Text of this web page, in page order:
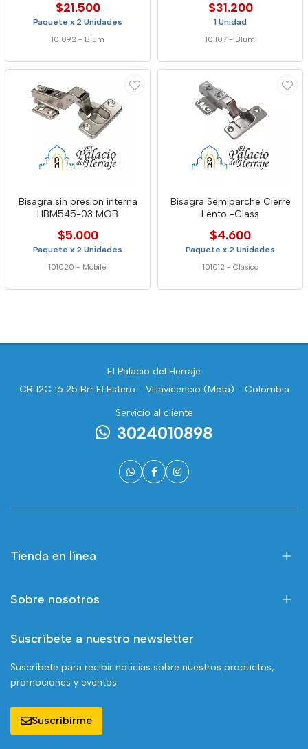
$21.500
Paquete x 2 Unidades
101092 - Blum
$31.200
1 Unidad
101107 - Blum
Bisagra sin presion interna
HBM545-03 MOB
$5.000
Paquete x 2 Unidades
101020 - Mobile
Bisagra Semiparche Cierre
Lento -Class
$4.600
Paquete x 2 Unidades
101012 - Clasicc
El Palacio del Herraje
CR 12C 16 25 Brr El Estero - Villavicencio (Meta) - Colombia
Servicio al cliente
3024010898
Tienda en línea
Sobre nosotros
Suscríbete a nuestro newsletter
Suscríbete para recibir noticias sobre nuestros productos,
promociones y eventos.
Suscribirme